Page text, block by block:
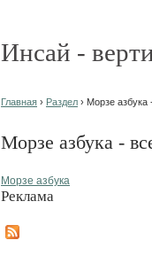
Инсай -
Главная › Раздел › Морзе азбука
Морзе азбука -
Морзе азбука
Реклама